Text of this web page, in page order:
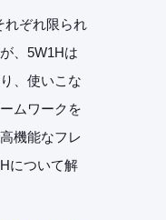
れぞれ限られ
、5W1Hは
、使いこな
ムワークを
機能なフレ
について解